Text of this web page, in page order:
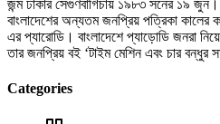
জন্ম ঢাকার সেগুণবাগিচায় ১৯৮৩ সনের ১৯ জুন।
বাংলাদেশের অন্যতম জনপ্রিয় পত্রিকা কালের
এর প্যারোডি। বাংলাদেশে প্যাড়োডি জনরা
তার জনপ্রিয় বই ‘টাইম মেশিন এবং চার
Categories